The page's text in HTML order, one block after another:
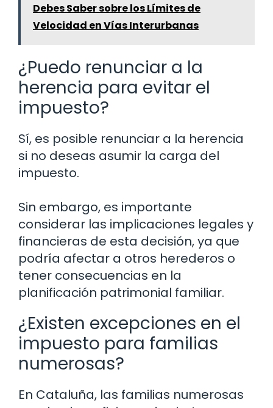
Debes Saber sobre los Límites de
Velocidad en Vías Interurbanas
¿Puedo renunciar a la
herencia para evitar el
impuesto?
Sí, es posible renunciar a la herencia
si no deseas asumir la carga del
impuesto.
Sin embargo, es importante
considerar las implicaciones legales y
financieras de esta decisión, ya que
podría afectar a otros herederos o
tener consecuencias en la
planificación patrimonial familiar.
¿Existen excepciones en el
impuesto para familias
numerosas?
En Cataluña, las familias numerosas